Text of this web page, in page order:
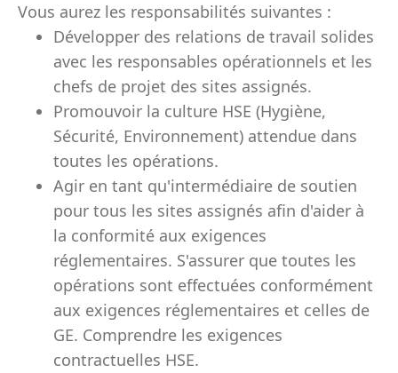
Vous aurez les responsabilités suivantes :
Développer des relations de travail solides
avec les responsables opérationnels et les
chefs de projet des sites assignés.
Promouvoir la culture HSE (Hygiène,
Sécurité, Environnement) attendue dans
toutes les opérations.
Agir en tant qu'intermédiaire de soutien
pour tous les sites assignés afin d'aider à
la conformité aux exigences
réglementaires. S'assurer que toutes les
opérations sont effectuées conformément
aux exigences réglementaires et celles de
GE. Comprendre les exigences
contractuelles HSE.